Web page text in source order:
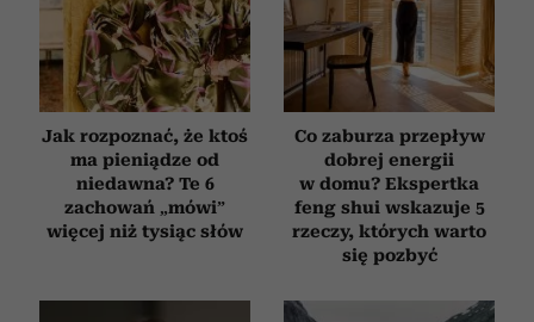
Jak rozpoznać, że ktoś
ma pieniądze od
niedawna? Te 6
zachowań „mówi”
więcej niż tysiąc słów
Co zaburza przepływ
dobrej energii
w domu? Ekspertka
feng shui wskazuje 5
rzeczy, których warto
się pozbyć